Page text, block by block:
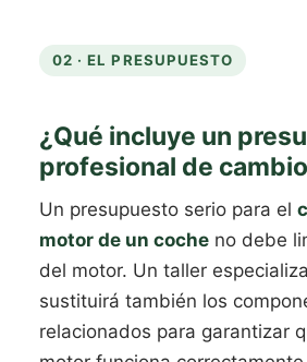
02 · EL PRESUPUESTO
¿Qué incluye un
profesional de
Un presupuesto serio para el
motor de un coche no debe
del motor. Un taller
sustituirá también los
relacionados para garantizar